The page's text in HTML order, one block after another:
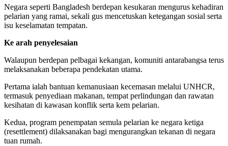
Negara seperti Bangladesh berdepan kesukaran mengurus kehadiran
pelarian yang ramai, sekali gus mencetuskan ketegangan sosial serta
isu keselamatan tempatan.
Ke arah penyelesaian
Walaupun berdepan pelbagai kekangan, komuniti antarabangsa terus
melaksanakan beberapa pendekatan utama.
Pertama ialah bantuan kemanusiaan kecemasan melalui UNHCR,
termasuk penyediaan makanan, tempat perlindungan dan rawatan
kesihatan di kawasan konflik serta kem pelarian.
Kedua, program penempatan semula pelarian ke negara ketiga
(resettlement) dilaksanakan bagi mengurangkan tekanan di negara
tuan rumah.